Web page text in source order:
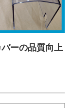
ーの品質向上